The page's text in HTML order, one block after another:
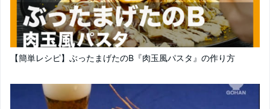
【簡単レシピ】ぶったまげたのB『肉玉風パスタ』の作り方